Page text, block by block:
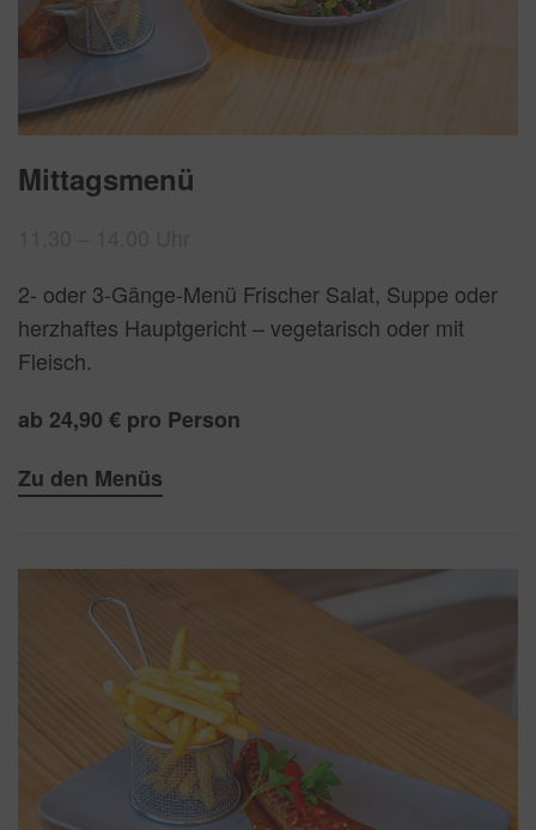
Mittagsmenü
2- oder 3-Gänge-Menü Frischer Salat, Suppe oder
herzhaftes Hauptgericht – vegetarisch oder mit
Fleisch.
ab 24,90 € pro Person
Zu den Menüs